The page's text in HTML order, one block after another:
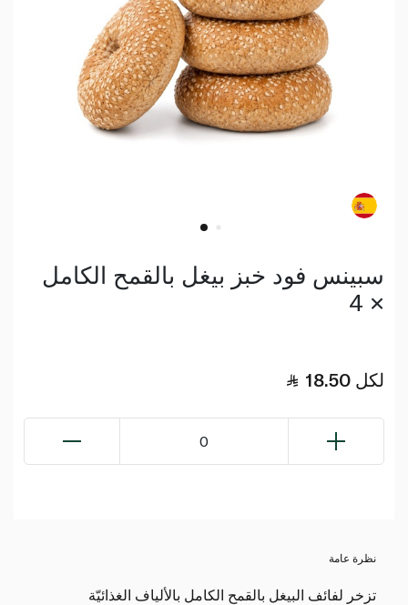
سبينس فود خبز بيغل بالقمح الكامل
× 4
18.50 لكل
0
نظرة عامة
تزخر لفائف البيغل بالقمح الكامل بالألياف الغذائيّة